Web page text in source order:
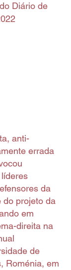
Diário de
anti-
errada
da
do projeto da
em
direita na
de
Roménia, em